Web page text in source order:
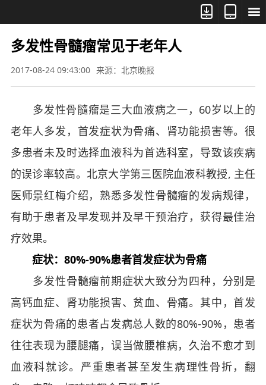



多发性骨髓瘤常见于老年人
2017-08-24 09:43:00 来源：北京晚报
多发性骨髓瘤是三大血液病之一，60岁以上的
老年人多发，首发症状为骨痛、肾功能损害等。很
多患者未及时选择血液科为首选科室，导致该疾病
的误诊率较高。北京大学第三医院血液科教授, 主任
医师景红梅介绍，熟悉多发性骨髓瘤的发病规律，
有助于患者及早发现并及早干预治疗，获得最佳治
疗效果。
症状：80%-90%患者首发症状为骨痛
多发性骨髓瘤前期症状大致分为四种，分别是
高钙血症、肾功能损害、贫血、骨痛。其中，首发
症状为骨痛的患者占发病总人数的80%-90%，患者
往往表现为腰腿痛，误当做腰椎病，久治不愈才到
血液科就诊。严重患者甚至发生病理性骨折，翻